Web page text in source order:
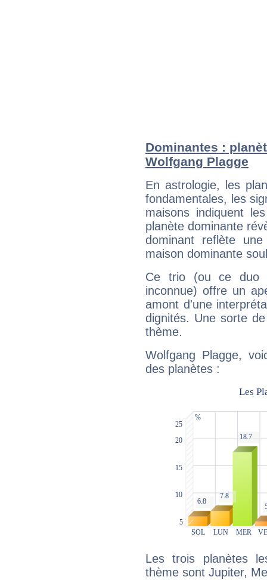
Dominantes :
Wolfgang Plagge
En astrologie, les
fondamentales, les
maisons indiquent
planète dominante
dominant reflète
maison dominante
Ce trio (ou ce duo
inconnue) offre un
amont d'une
dignités. Une sorte
thème.
Wolfgang Plagge,
des planètes :
Les trois planètes
thème sont Jupiter,